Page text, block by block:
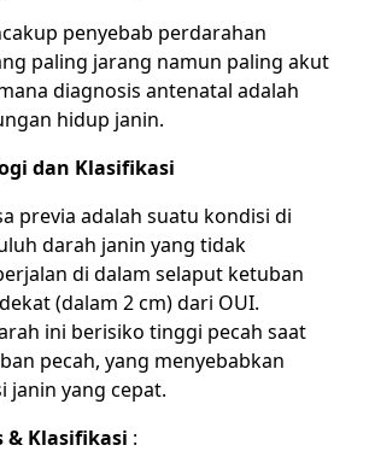
penyebab perdarahan
paling jarang namun paling akut
diagnosis antenatal adalah
hidup janin.
dan Klasifikasi
previa adalah suatu kondisi di
darah janin yang tidak
di dalam selaput ketuban
(dalam 2 cm) dari OUI.
ini berisiko tinggi pecah saat
pecah, yang menyebabkan
janin yang cepat.
& Klasifikasi :